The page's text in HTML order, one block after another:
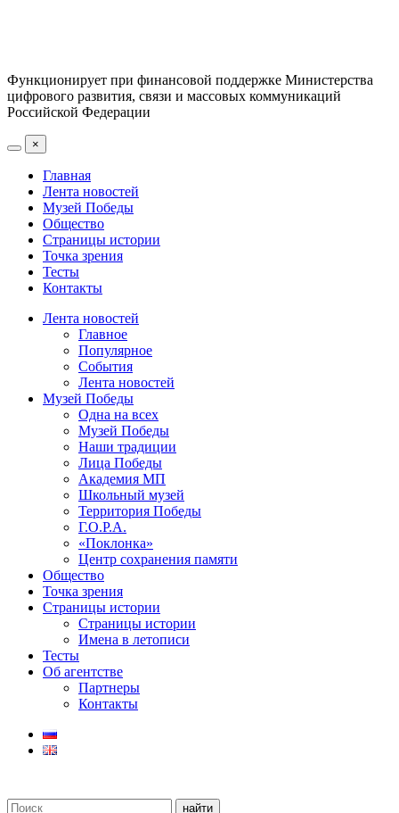
Функционирует при финансовой поддержке Министерства
цифрового развития, связи и массовых коммуникаций
Российской Федерации
×
Главная
Лента новостей
Музей Победы
Общество
Страницы истории
Точка зрения
Тесты
Контакты
Лента новостей
Главное
Популярное
События
Лента новостей
Музей Победы
Одна на всех
Музей Победы
Наши традиции
Лица Победы
Академия МП
Школьный музей
Территория Победы
Г.О.Р.А.
«Поклонка»
Центр сохранения памяти
Общество
Точка зрения
Страницы истории
Страницы истории
Имена в летописи
Тесты
Об агентстве
Партнеры
Контакты